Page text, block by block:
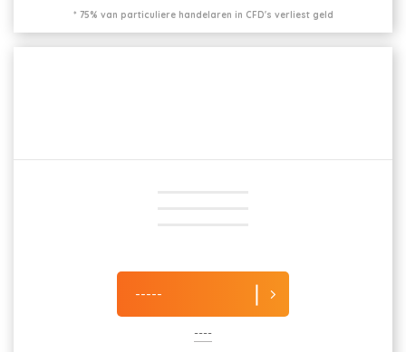
* 75% van particuliere handelaren in CFD's verliest geld
-----
----